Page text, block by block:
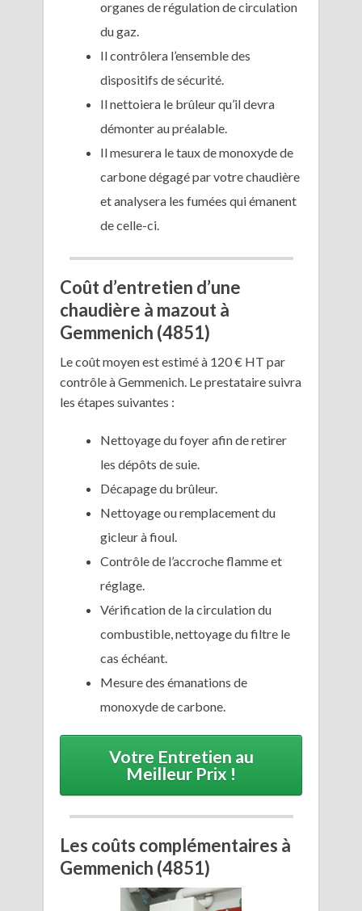
organes de régulation de circulation
du gaz.
Il contrôlera l’ensemble des
dispositifs de sécurité.
Il nettoiera le brûleur qu’il devra
démonter au préalable.
Il mesurera le taux de monoxyde de
carbone dégagé par votre chaudière
et analysera les fumées qui émanent
de celle-ci.
Coût d’entretien d’une
chaudière à mazout à
Gemmenich (4851)
Le coût moyen est estimé à 120 € HT par
contrôle à Gemmenich. Le prestataire suivra
les étapes suivantes :
Nettoyage du foyer afin de retirer
les dépôts de suie.
Décapage du brûleur.
Nettoyage ou remplacement du
gicleur à fioul.
Contrôle de l’accroche flamme et
réglage.
Vérification de la circulation du
combustible, nettoyage du filtre le
cas échéant.
Mesure des émanations de
monoxyde de carbone.
Votre Entretien au
Meilleur Prix !
Les coûts complémentaires à
Gemmenich (4851)